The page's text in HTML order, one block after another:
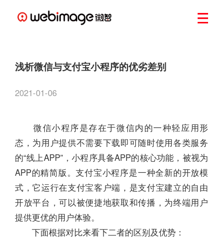
浅析微信与支付宝小程序的优劣差别
2021-01-06
微信小程序是存在于微信内的一种轻应用形
态，为用户提供不需要下载即可随时使用各类服务
的“线上APP”，小程序具备APP的核心功能，被视为
APP的精简版。支付宝小程序是一种全新的开放模
式，它运行在支付宝客户端，是支付宝建立的自由
开放平台，可以被便捷地获取和传播，为终端用户
提供更优的用户体验。
下面根据对比来看下二者的区别及优势：